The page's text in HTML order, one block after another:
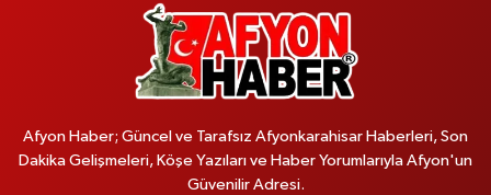
Afyon Haber; Güncel ve Tarafsız Afyonkarahisar Haberleri, Son
Dakika Gelişmeleri, Köşe Yazıları ve Haber Yorumlarıyla Afyon'un
Güvenilir Adresi.